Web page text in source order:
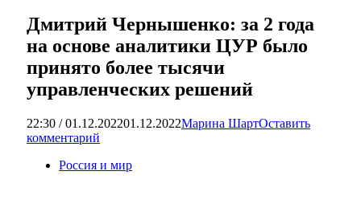
Дмитрий Чернышенко: за 2 года
на основе аналитики ЦУР было
принято более тысячи
управленческих решений
22:30 / 01.12.202201.12.2022Марина ШартОставить
комментарий
Россия и мир